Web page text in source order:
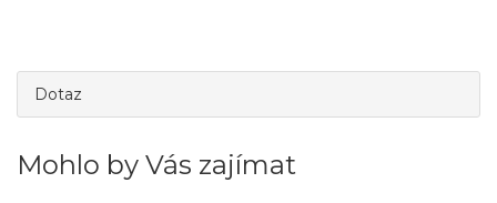
Dotaz
Mohlo by Vás zajímat